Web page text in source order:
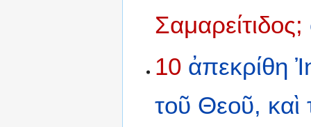
Σαμαρείτιδος;
10 ἀπεκρίθη
τοῦ Θεοῦ, καὶ